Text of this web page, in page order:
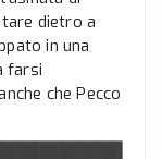
dietro a
in una
farsi
che Pecco